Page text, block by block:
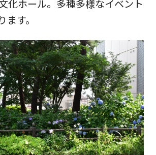
化ホール。多種多様なイベント
す。